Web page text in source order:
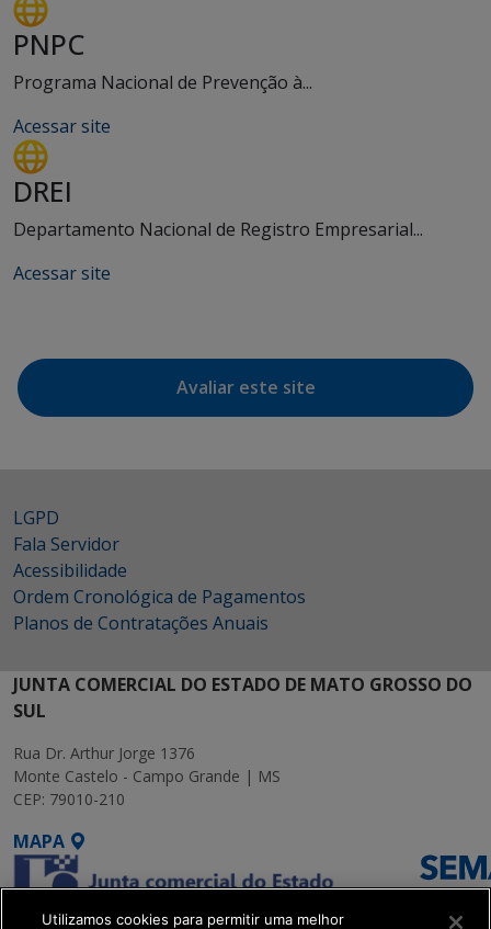
PNPC
Programa Nacional de Prevenção à...
Acessar site
DREI
Departamento Nacional de Registro Empresarial...
Acessar site
Avaliar este site
LGPD
Fala Servidor
Acessibilidade
Ordem Cronológica de Pagamentos
Planos de Contratações Anuais
JUNTA COMERCIAL DO ESTADO DE MATO GROSSO DO
SUL
Rua Dr. Arthur Jorge 1376
Monte Castelo - Campo Grande | MS
CEP: 79010-210
MAPA
Utilizamos cookies para permitir uma melhor